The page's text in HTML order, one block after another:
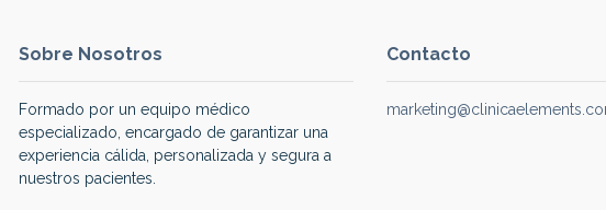
Sobre Nosotros
Formado por un equipo médico
especializado, encargado de garantizar una
experiencia cálida, personalizada y segura a
nuestros pacientes.
Contacto